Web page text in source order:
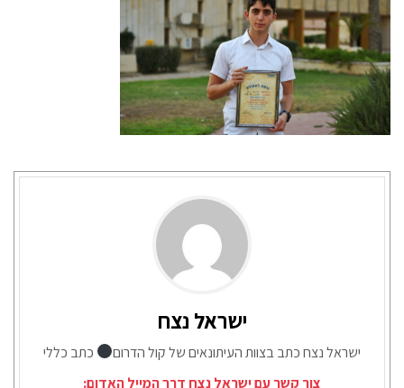
ישראל נצח
ישראל נצח כתב בצוות העיתונאים של קול הדרום
כתב כללי
צור קשר עם ישראל נצח דרך המייל האדום: